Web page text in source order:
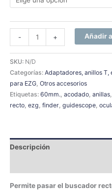
- + Añadir
SKU: N/D
Categorías: Adaptadores, anillos T,
para EZG, Otros accesorios
Etiquetas: 60mm., acodado, anillas,
recto, ezg, finder, guidescope,
Descripción
Permite pasar el buscador